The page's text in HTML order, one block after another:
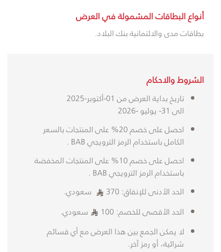
أنواع البطاقات المشمولة في العرض
بطاقات مدى والائتمانية بنك البلاد. ​
​الشروط والاحكام
تاريخ بداية العرض من 1
0-أكتوبر-2025
الى 31- يوليو-2026
احصل على خصم 20% على المنتجات بالسعر
الكامل باستخدام الرمز الترويجي BAB .
احصل على خصم 10% على المنتجات المخفضة
باستخدام الرمز الترويجي BAB .
الحد الأدنى للإنفاق: 370
​ سعودي.
الحد الأقصى للخصم: 100
​سعودي.
لا يمكن الجمع بين هذا العرض مع أي قسائم
شرائية، أو رمز آخر.